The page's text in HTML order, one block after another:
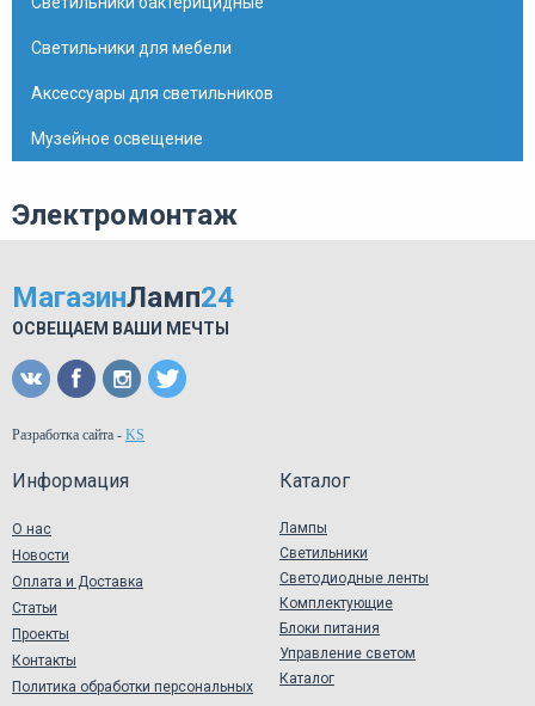
Светильники для мебели
Аксессуары для светильников
Музейное освещение
Электромонтаж
МагазинЛамп24
ОСВЕЩАЕМ ВАШИ МЕЧТЫ
Разработка сайта - KS
Информация
О нас
Новости
Оплата и Доставка
Статьи
Проекты
Контакты
Политика обработки персональных
Каталог
Лампы
Светильники
Светодиодные ленты
Комплектующие
Блоки питания
Управление светом
Каталог